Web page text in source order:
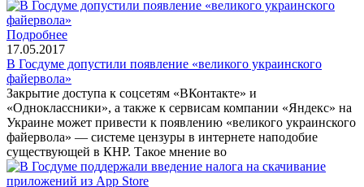
Подробнее
17.05.2017
В Госдуме допустили появление «великого украинского
файервола»
Закрытие доступа к соцсетям «ВКонтакте» и
«Одноклассники», а также к сервисам компании «Яндекс» на
Украине может привести к появлению «великого украинского
файервола» — системе цензуры в интернете наподобие
существующей в КНР. Такое мнение во